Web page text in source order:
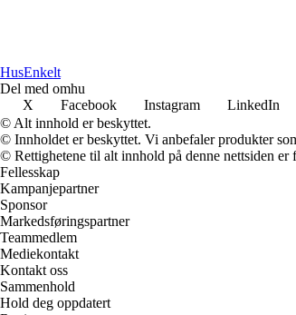
HusEnkelt
Del med omhu
X
Facebook Instagram LinkedIn
© Alt innhold er beskyttet.
© Innholdet er beskyttet. Vi anbefaler produkter
© Rettighetene til alt innhold på denne nettsiden
Fellesskap
Kampanjepartner
Sponsor
Markedsføringspartner
Teammedlem
Mediekontakt
Kontakt oss
Sammenhold
Hold deg oppdatert